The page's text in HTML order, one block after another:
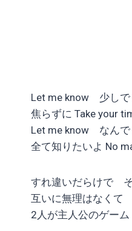
Let me know 少し
焦らずに Take your
Let me know なん
全て知りたいよ No
すれ違いだらけで
互いに無理はなくて
2人が主人公のゲーム